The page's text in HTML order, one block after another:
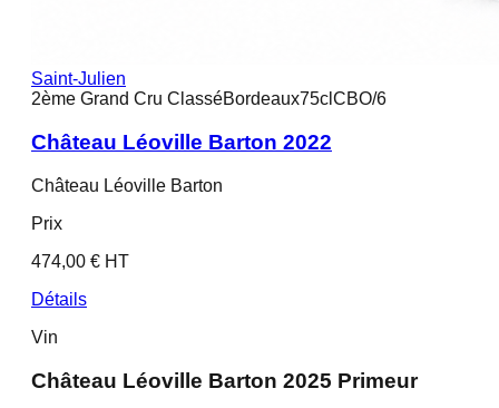
Saint-Julien
2ème Grand Cru ClasséBordeaux75cl CBO/6
Château Léoville Barton 2022
Château Léoville Barton
Prix
474,00 € HT
Détails
Vin
Château Léoville Barton 2025 Primeur